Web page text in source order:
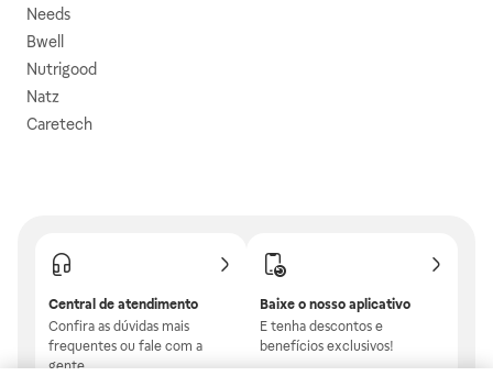
Needs
Bwell
Nutrigood
Natz
Caretech
Central de atendimento
Confira as dúvidas mais
frequentes ou fale com a
gente.
Baixe o nosso aplicativo
E tenha descontos e
benefícios exclusivos!